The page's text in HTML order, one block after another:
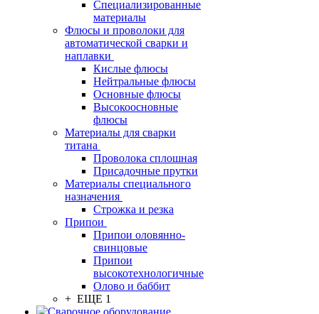
Специализированные
материалы
Флюсы и проволоки для
автоматической сварки и
наплавки
Кислые флюсы
Нейтральные флюсы
Основные флюсы
Высокоосновные
флюсы
Материалы для сварки
титана
Проволока сплошная
Присадочные прутки
Материалы специального
назначения
Строжка и резка
Припои
Припои оловянно-
свинцовые
Припои
высокотехнологичные
Олово и баббит
+ ЕЩЕ 1